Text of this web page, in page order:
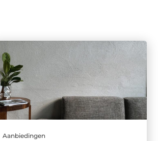
Aanbiedingen